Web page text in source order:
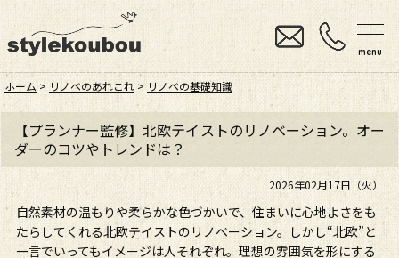
menu
ホーム > リノベのあれこれ > リノベの基礎知識
【プランナー監修】北欧テイストのリノベーション。オー
ダーのコツやトレンドは？
2026年02月17日（火）
自然素材の温もりや柔らかな色づかいで、住まいに心地よさをも
たらしてくれる北欧テイストのリノベーション。しかし“北欧”と
一言でいってもイメージは人それぞれ。理想の雰囲気を形にする